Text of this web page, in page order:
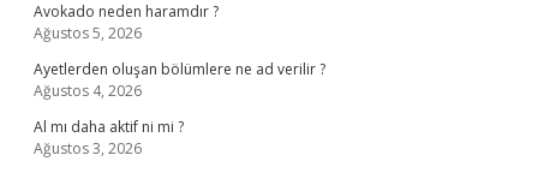
Avokado neden haramdır ?
Ağustos 5, 2026
Ayetlerden oluşan bölümlere ne ad verilir ?
Ağustos 4, 2026
Al mı daha aktif ni mi ?
Ağustos 3, 2026